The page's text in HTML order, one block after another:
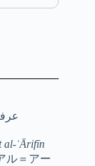
al-ʿĀrifīn
ル＝アー